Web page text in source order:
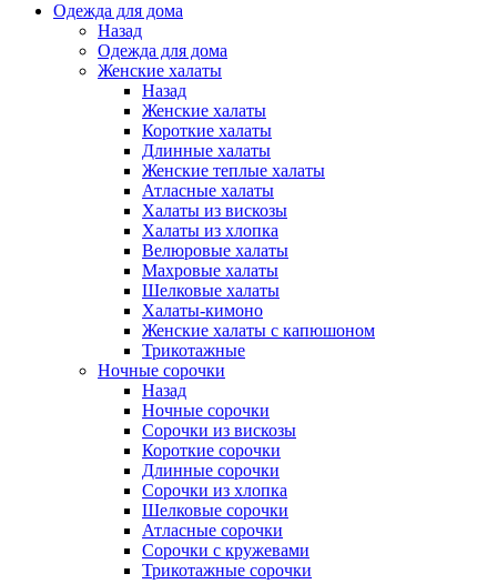
Одежда для дома
Назад
Одежда для дома
Женские халаты
Назад
Женские халаты
Короткие халаты
Длинные халаты
Женские теплые халаты
Атласные халаты
Халаты из вискозы
Халаты из хлопка
Велюровые халаты
Махровые халаты
Шелковые халаты
Халаты-кимоно
Женские халаты с капюшоном
Трикотажные
Ночные сорочки
Назад
Ночные сорочки
Сорочки из вискозы
Короткие сорочки
Длинные сорочки
Сорочки из хлопка
Шелковые сорочки
Атласные сорочки
Сорочки с кружевами
Трикотажные сорочки